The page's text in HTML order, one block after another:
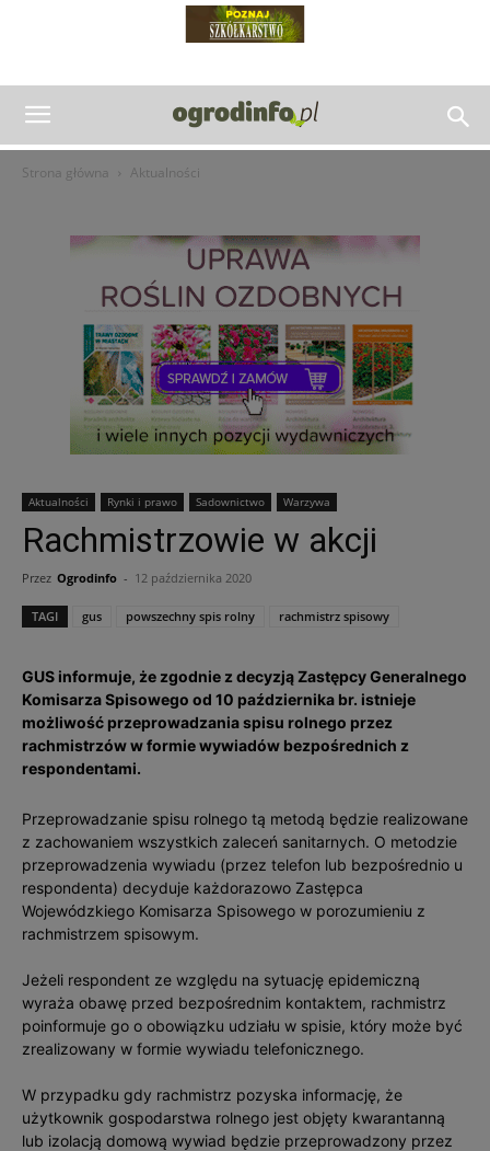
Strona główna Aktualności
Aktualności Rynki i prawo Sadownictwo Warzywa
Rachmistrzowie w akcji
Przez Ogrodinfo - 12 października 2020
TAGI gus powszechny spis rolny rachmistrz spisowy
GUS informuje, że zgodnie z decyzją Zastępcy Generalnego
Komisarza Spisowego od 10 października br. istnieje
możliwość przeprowadzania spisu rolnego przez
rachmistrzów w formie wywiadów bezpośrednich z
respondentami.
Przeprowadzanie spisu rolnego tą metodą będzie realizowane
z zachowaniem wszystkich zaleceń sanitarnych. O metodzie
przeprowadzenia wywiadu (przez telefon lub bezpośrednio u
respondenta) decyduje każdorazowo Zastępca
Wojewódzkiego Komisarza Spisowego w porozumieniu z
rachmistrzem spisowym.
Jeżeli respondent ze względu na sytuację epidemiczną
wyraża obawę przed bezpośrednim kontaktem, rachmistrz
poinformuje go o obowiązku udziału w spisie, który może być
zrealizowany w formie wywiadu telefonicznego.
W przypadku gdy rachmistrz pozyska informację, że
użytkownik gospodarstwa rolnego jest objęty kwarantanną
lub izolacją domową wywiad będzie przeprowadzony przez